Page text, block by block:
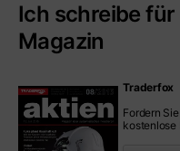
Ich schreibe für
Magazin
Traderfox
Fordern
kostenlose